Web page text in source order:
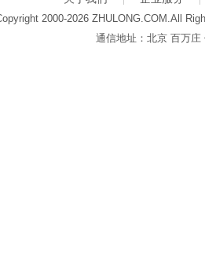
2000-2026 ZHULONG.COM.All
通信地址：北京 百万